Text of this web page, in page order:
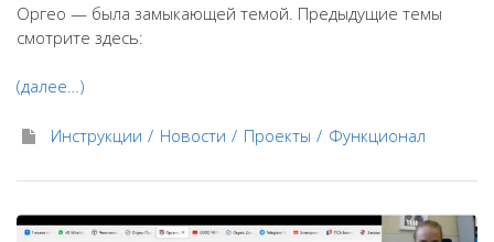
Оргео — была замыкающей темой. Предыдущие темы
смотрите здесь:
(далее…)
Инструкции Новости Проекты Функционал